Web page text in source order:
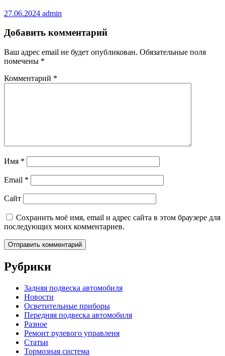
27.06.2024 admin
Добавить комментарий
Ваш адрес email не будет опубликован. Обязательные поля
помечены *
Комментарий *
Имя *
Email *
Сайт
Сохранить моё имя, email и адрес сайта в этом браузере для
последующих моих комментариев.
Рубрики
Задняя подвеска автомобиля
Новости
Осветительные приборы
Передняя подвеска автомобиля
Разное
Ремонт рулевого управленя
Статьи
Тормозная система